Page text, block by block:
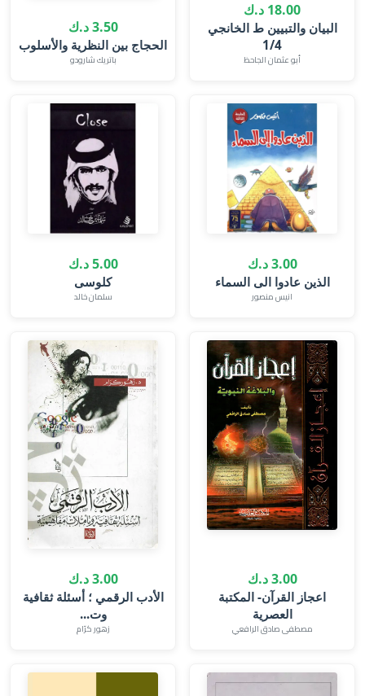
18.00 د.ك
البيان والتبيين ط الخانجي
1/4
أبو عثمان الجاحظ
3.50 د.ك
الحجاج بين النظرية والأسلوب
باتريك شارودو
3.00 د.ك
‎الذين عادوا الى السماء‎
انيس منصور
5.00 د.ك
كلوسى
سلمان خالد
3.00 د.ك
اعجاز القرآن- المكتبة
العصرية
مصطفى صادق الرافعي
3.00 د.ك
الأدب الرقمي ؛ أسئلة ثقافية
وت...
زهور كرّام